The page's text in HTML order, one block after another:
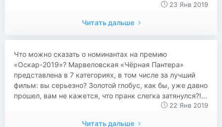
23 Янв 2019
Читать дальше
​​​​​​​​Что можно сказать о номинантах на премию
«Оскар-2019»? Марвеловская «Чёрная Пантера»
представлена в 7 категориях, в том числе за лучший
фильм: вы серьезно? Золотой глобус, как бы, уже давно
прошел, вам не кажется, что пранк слегка затянулся?!...
22 Янв 2019
Читать дальше